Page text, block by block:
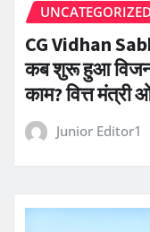
UNCATEGORIZED
CG Vidhan
कब शुरू हुआ विजन
काम? वित्त मंत्री
Junior Editor1